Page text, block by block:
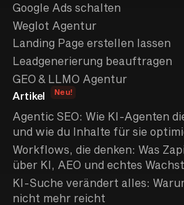
Google Ads schalten
Weglot Agentur
Landing Page erstellen lassen
Leadgenerierung beauftragen
GEO & LLMO Agentur
Artikel Neu!
Agentic SEO: Wie KI-Agenten
und wie du Inhalte für sie
Workflows, die denken: Was
über KI, AEO und echtes
KI-Suche verändert alles:
nicht mehr reicht